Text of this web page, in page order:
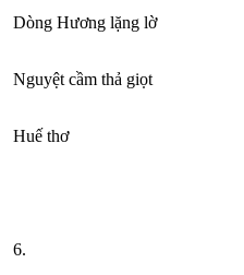
Dòng Hương lặng lờ
Nguyệt cầm thả giọt
Huế thơ
6.